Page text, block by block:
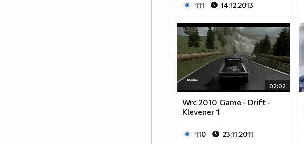
111 14.12.2013
02:02
Wrc 2010 Game - Drift -
Klevener 1
110 23.11.2011